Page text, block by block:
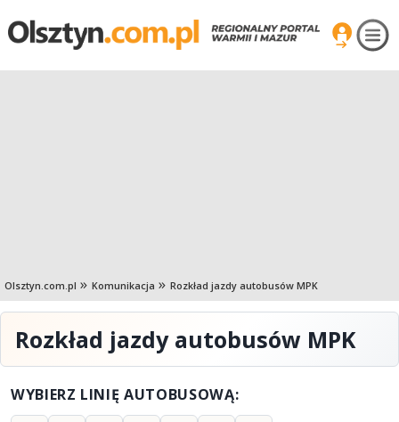
Olsztyn.com.pl Komunikacja Rozkład jazdy autobusów MPK
Rozkład jazdy autobusów MPK
WYBIERZ LINIĘ AUTOBUSOWĄ: